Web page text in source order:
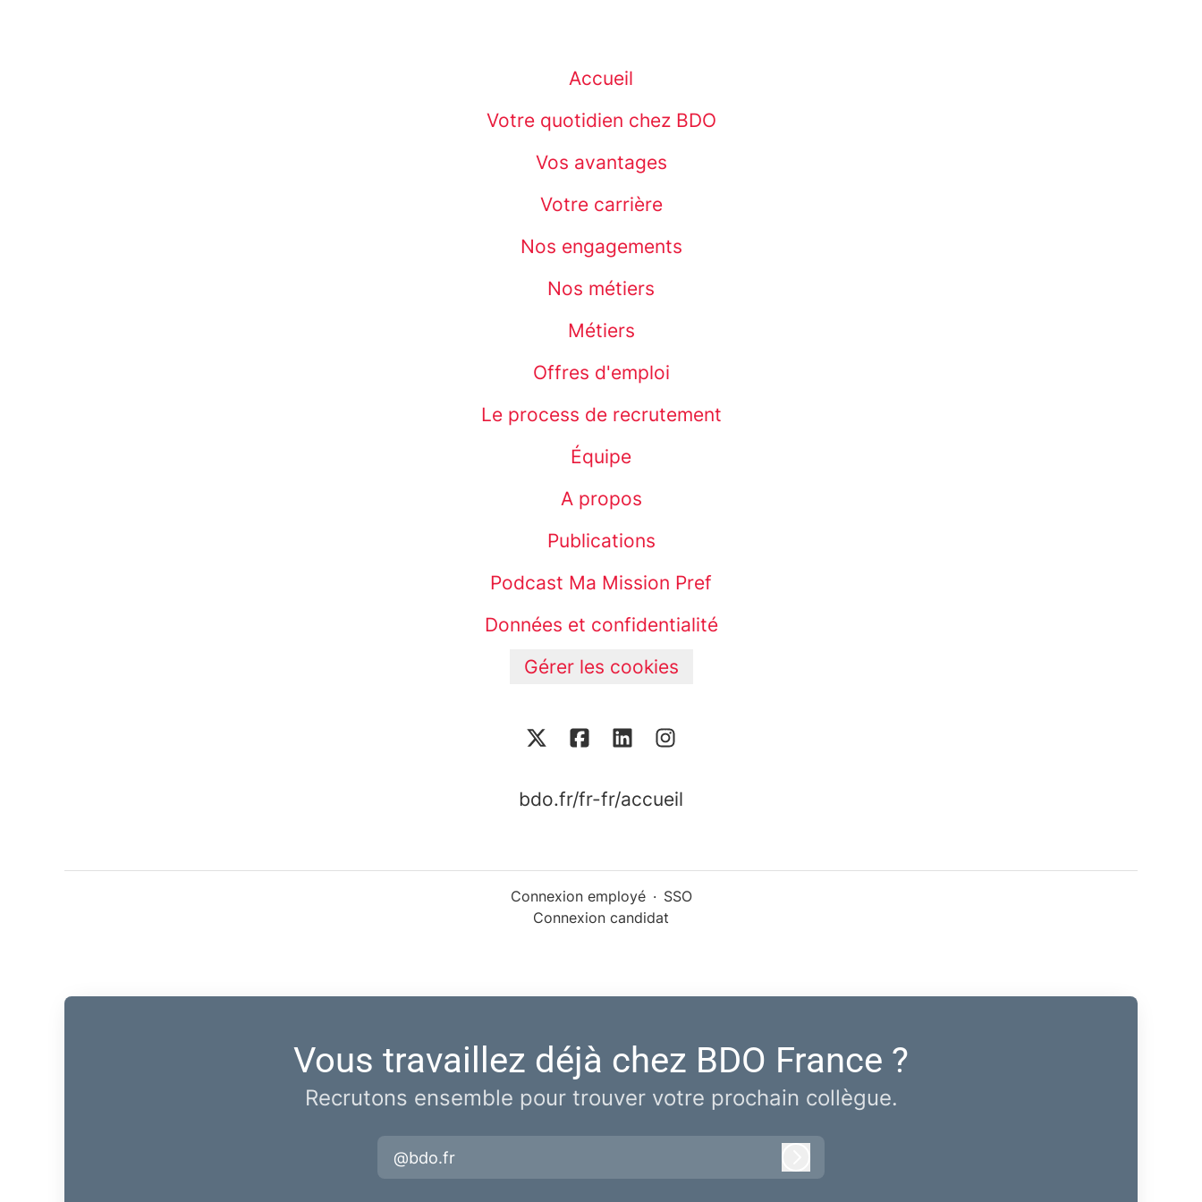
Accueil
Votre quotidien chez BDO
Vos avantages
Votre carrière
Nos engagements
Nos métiers
Métiers
Offres d'emploi
Le process de recrutement
Équipe
A propos
Publications
Podcast Ma Mission Pref
Données et confidentialité
Gérer les cookies
bdo.fr/fr-fr/accueil
Connexion employé · SSO
Connexion candidat
Vous travaillez déjà chez BDO France ?
Recrutons ensemble pour trouver votre prochain collègue.
@bdo.fr